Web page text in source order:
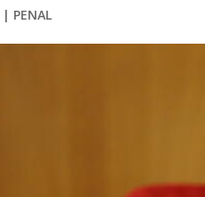
| PENAL